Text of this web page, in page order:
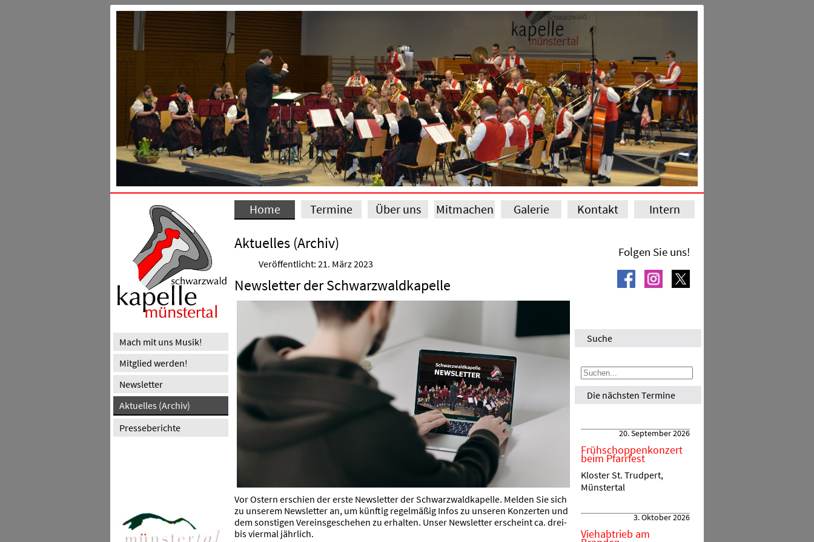
Mach mit uns Musik!
Mitglied werden!
Newsletter
Aktuelles (Archiv)
Presseberichte
Home Termine Über uns Mitmachen Galerie Kontakt Intern
Aktuelles (Archiv)
Veröffentlicht: 21. März 2023
Newsletter der Schwarzwaldkapelle
Vor Ostern erschien der erste Newsletter der Schwarzwaldkapelle. Melden Sie sich
zu unserem Newsletter an, um künftig regelmäßig Infos zu unseren Konzerten und
dem sonstigen Vereinsgeschehen zu erhalten. Unser Newsletter erscheint ca. drei-
bis viermal jährlich.
Folgen Sie uns!
Suche
Die nächsten Termine
20. September 2026
Frühschoppenkonzert
beim Pfarrfest
Kloster St. Trudpert,
Münstertal
3. Oktober 2026
Viehabtrieb am